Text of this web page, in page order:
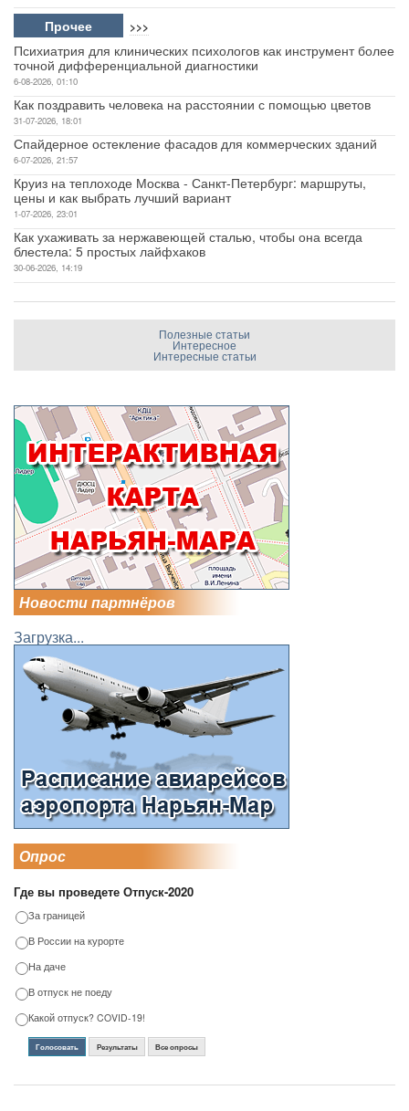
Прочее >>>
Психиатрия для клинических психологов как инструмент более
точной дифференциальной диагностики
6-08-2026, 01:10
Как поздравить человека на расстоянии с помощью цветов
31-07-2026, 18:01
Спайдерное остекление фасадов для коммерческих зданий
6-07-2026, 21:57
Круиз на теплоходе Москва - Санкт-Петербург: маршруты,
цены и как выбрать лучший вариант
1-07-2026, 23:01
Как ухаживать за нержавеющей сталью, чтобы она всегда
блестела: 5 простых лайфхаков
30-06-2026, 14:19
Полезные статьи
Интересное
Интересные статьи
Новости партнёров
Загрузка...
Опрос
Где вы проведете Отпуск-2020
За границей
В России на курорте
На даче
В отпуск не поеду
Какой отпуск? COVID-19!
Голосовать Результаты Все опросы